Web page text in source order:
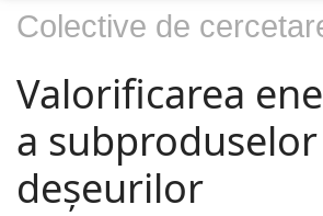
Colective de
Valorificarea
a
deșeurilor